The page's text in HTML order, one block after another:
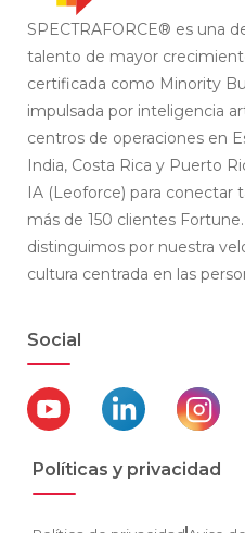
SPECTRAFORCE® es una
talento de mayor
certificada como Minority
impulsada por inteligencia
centros de operaciones en
India, Costa Rica y Puerto
IA (Leoforce) para conectar
más de 150 clientes
distinguimos por nuestra
cultura centrada en las
Social
Políticas y privacidad